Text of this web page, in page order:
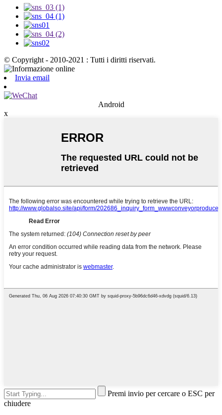
© Copyright - 2010-2021 : Tutti i diritti riservati.
Invia email
Android
x
Premi invio per cercare o ESC per
chiudere